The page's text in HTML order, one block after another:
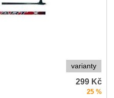
varianty
299 Kč
25 %